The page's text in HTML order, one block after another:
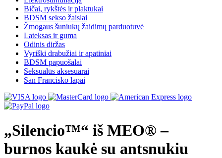
Bičai, rykštės ir plaktukai
BDSM sekso žaislai
Žmogaus šuniukų žaidimų parduotuvė
Lateksas ir guma
Odinis diržas
Vyriški drabužiai ir apatiniai
BDSM papuošalai
Seksualūs aksesuarai
San Francisko lapai
„Silencio™“ iš MEO® –
burnos kaukė su antsnukiu